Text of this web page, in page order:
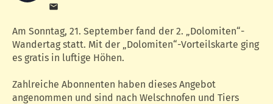
Am Sonntag, 21. September fand der 2. „Dolomiten“-
Wandertag statt. Mit der „Dolomiten“-Vorteilskarte ging
es gratis in luftige Höhen.
Zahlreiche Abonnenten haben dieses Angebot
angenommen und sind nach Welschnofen und Tiers